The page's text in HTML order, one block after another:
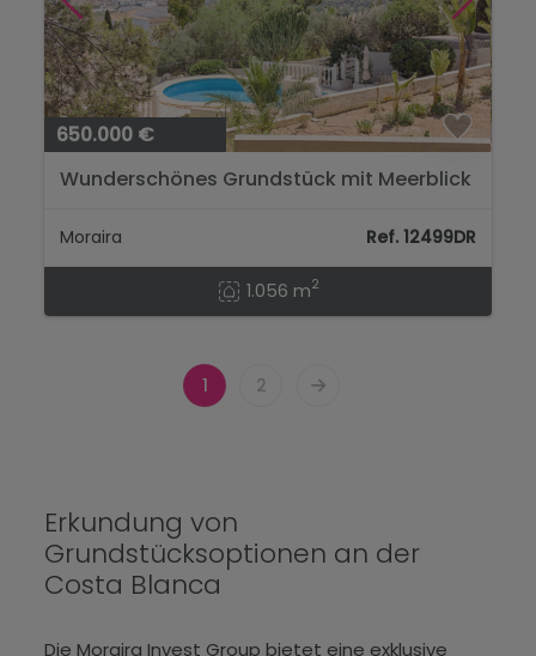
650.000 €
Wunderschönes Grundstück mit Meerblick
Strand und Zentrum entfernt!...
Moraira Ref. 12499DR
1.056 m2
1 2
Erkundung von
Grundstücksoptionen an der
Costa Blanca
Die Moraira Invest Group bietet eine exklusive